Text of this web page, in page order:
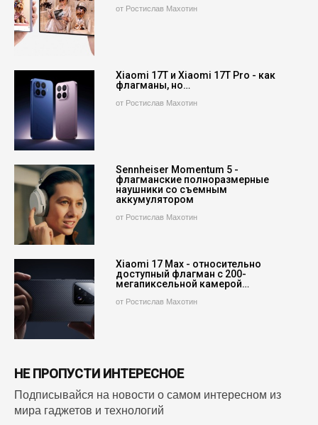
от Ростислав Махотин
Xiaomi 17T и Xiaomi 17T Pro - как
флагманы, но…
от Ростислав Махотин
Sennheiser Momentum 5 -
флагманские полноразмерные
наушники со съемным
аккумулятором
от Ростислав Махотин
Xiaomi 17 Max - относительно
доступный флагман с 200-
мегапиксельной камерой…
от Ростислав Махотин
НЕ ПРОПУСТИ ИНТЕРЕСНОЕ
Подписывайся на новости о самом интересном из
мира гаджетов и технологий